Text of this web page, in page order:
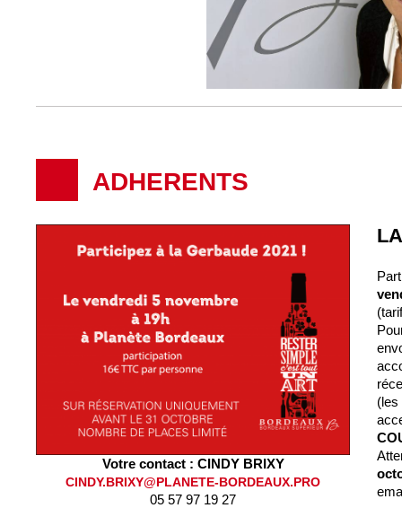
ADHERENTS
Votre contact : CINDY BRIXY
CINDY.BRIXY@PLANETE-BORDEAUX.PRO
05 57 97 19 27